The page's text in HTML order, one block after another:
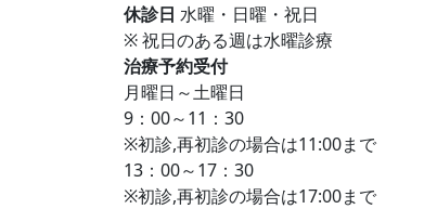
休診日 水曜・日曜・祝日
※ 祝日のある週は水曜診療
治療予約受付
月曜日～土曜日
9：00～11：30
※初診,再初診の場合は11:00まで
13：00～17：30
※初診,再初診の場合は17:00まで